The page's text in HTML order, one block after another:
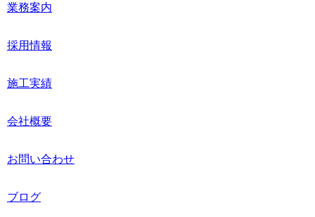
業務案内
採用情報
施工実績
会社概要
お問い合わせ
ブログ